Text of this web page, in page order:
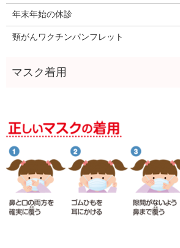
年末年始の休診
頸がんワクチンパンフレット